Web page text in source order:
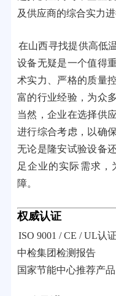
及供应商的综合实力进
在山西寻找提供高低
设备无疑是一个值得
术实力、严格的质量
富的行业经验，为众
当然，企业在选择供
进行综合考虑，以确
无论是隆安试验设备
足企业的实际需求，
障。
权威认证
ISO 9001 / CE / UL认证
中检集团检测报告
国家节能中心推荐产品